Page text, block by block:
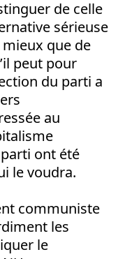
de celle
sérieuse
mieux que de
peut pour
du parti a
au
ont été
le voudra.
communiste
les
le